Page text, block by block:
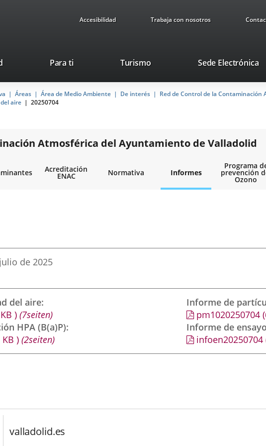
Accesibilidad Trabaja con nosotros
Para ti TurismoThis
will
open
up
window.
Sede Electrónica
Áreas Área de Medio Ambiente De interés
Red de Control de la
aire 20250704
Atmosférica del Ayuntamiento de Valladolid
Acreditación
ENAC Normativa Informes
Programa
prevención
Ozono
de 2025
del aire
KB )(7seiten)
HPA (B(a)P)
KB )(2seiten)
Informe de
pm1020250704
Informe de
infoen20250704
valladolid.es